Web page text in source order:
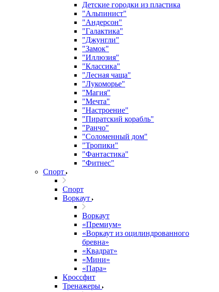
Детские городки из пластика
"Альпинист"
"Андерсон"
"Галактика"
"Джунгли"
"Замок"
"Иллюзия"
"Классика"
"Лесная чаща"
"Лукоморье"
"Магия"
"Мечта"
"Настроение"
"Пиратский корабль"
"Ранчо"
"Соломенный дом"
"Тропики"
"Фантастика"
"Фитнес"
Спорт
Спорт
Воркаут
Воркаут
«Премиум»
«Воркаут из оцилиндрованного
бревна»
«Квадрат»
«Мини»
«Пара»
Кроссфит
Тренажеры